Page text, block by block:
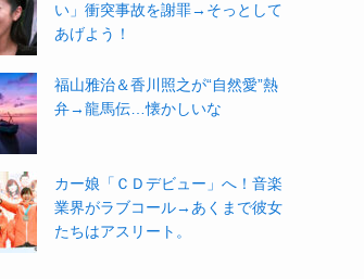
い」衝突事故を謝罪→そっとして
あげよう！
福山雅治＆香川照之が“自然愛”熱
弁→龍馬伝…懐かしいな
カー娘「ＣＤデビュー」へ！音楽
業界がラブコール→あくまで彼女
たちはアスリート。